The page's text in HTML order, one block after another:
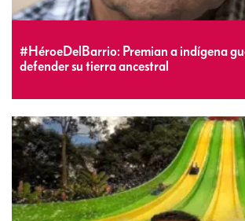
#HéroeDelBarrio: Premian a indígena
defender su tierra ancestral